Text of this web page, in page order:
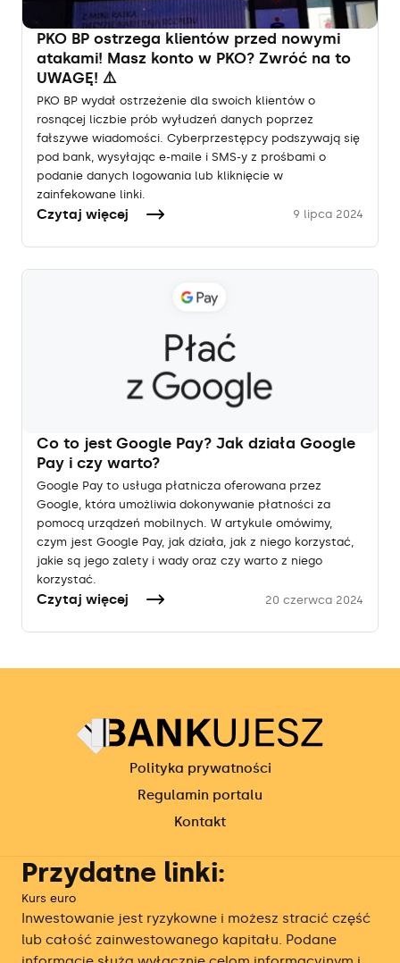
PKO BP ostrzega klientów przed nowymi
atakami! Masz konto w PKO? Zwróć na to
UWAGĘ! ⚠️
PKO BP wydał ostrzeżenie dla swoich klientów o
rosnącej liczbie prób wyłudzeń danych poprzez
fałszywe wiadomości. Cyberprzestępcy podszywają się
pod bank, wysyłając e-maile i SMS-y z prośbami o
podanie danych logowania lub kliknięcie w
zainfekowane linki.
Czytaj więcej 9 lipca 2024
Co to jest Google Pay? Jak działa Google
Pay i czy warto?
Google Pay to usługa płatnicza oferowana przez
Google, która umożliwia dokonywanie płatności za
pomocą urządzeń mobilnych. W artykule omówimy,
czym jest Google Pay, jak działa, jak z niego korzystać,
jakie są jego zalety i wady oraz czy warto z niego
korzystać.
Czytaj więcej 20 czerwca 2024
Polityka prywatności
Regulamin portalu
Kontakt
Przydatne linki:
Kurs euro
Inwestowanie jest ryzykowne i możesz stracić część
lub całość zainwestowanego kapitału. Podane